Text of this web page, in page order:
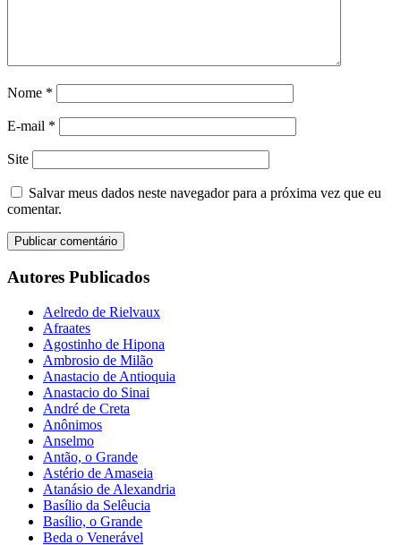
Nome *
E-mail *
Site
Salvar meus dados neste navegador para a próxima vez que eu
comentar.
Autores Publicados
Aelredo de Rielvaux
Afraates
Agostinho de Hipona
Ambrosio de Milão
Anastacio de Antioquia
Anastacio do Sinai
André de Creta
Anônimos
Anselmo
Antão, o Grande
Astério de Amaseia
Atanásio de Alexandria
Basílio da Selêucia
Basílio, o Grande
Beda o Venerável